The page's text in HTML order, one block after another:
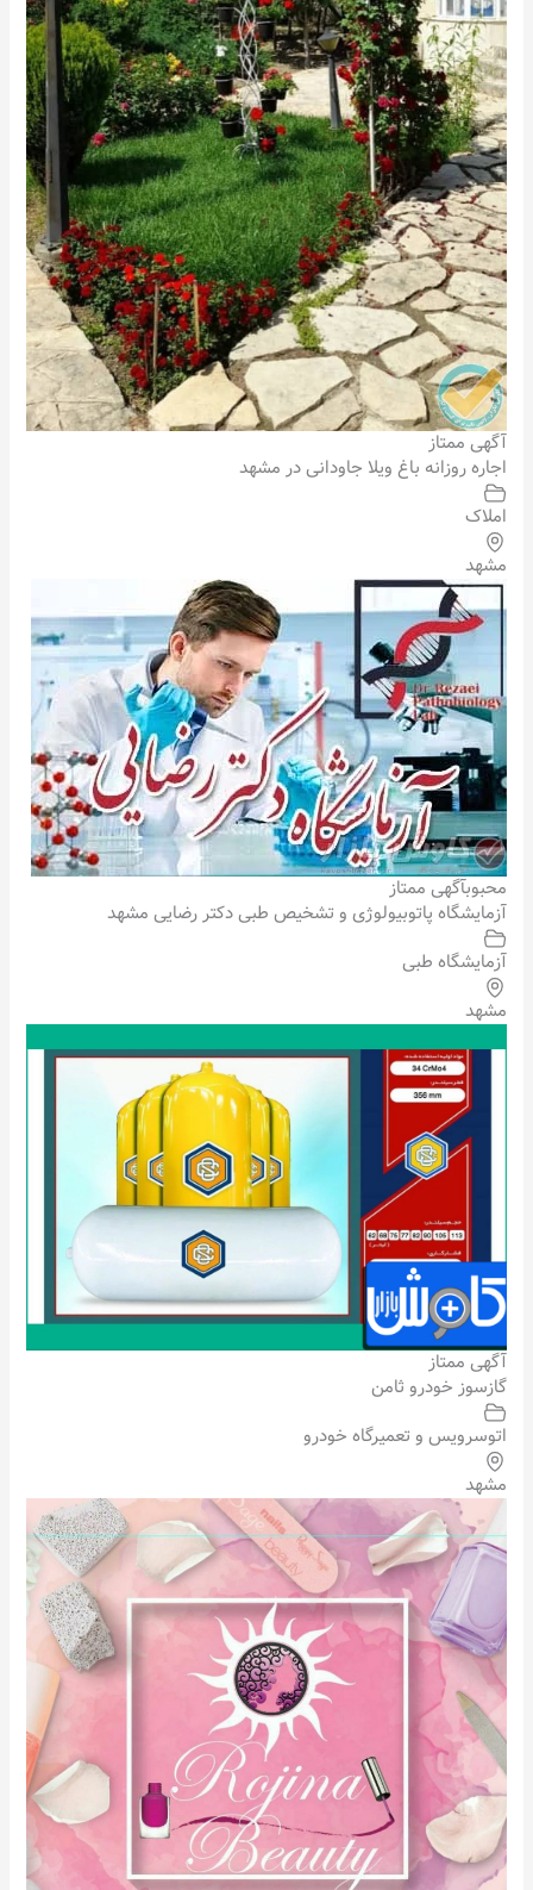
آگهی ممتاز
اجاره روزانه باغ ویلا جاودانی در مشهد
املاک
مشهد
محبوبآگهی ممتاز
آزمایشگاه پاتوبیولوژی و تشخیص طبی دکتر رضایی مشهد
آزمایشگاه طبی
مشهد
آگهی ممتاز
گازسوز خودرو ثامن
اتوسرویس و تعمیرگاه خودرو
مشهد